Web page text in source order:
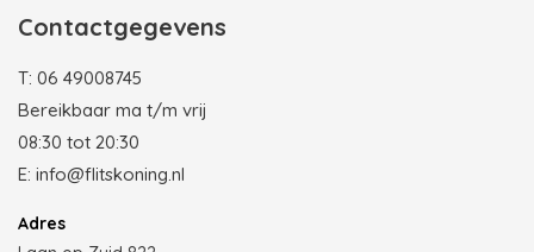
Contactgegevens
T: 06 49008745
Bereikbaar ma t/m vrij
08:30 tot 20:30
E: info@flitskoning.nl
Adres